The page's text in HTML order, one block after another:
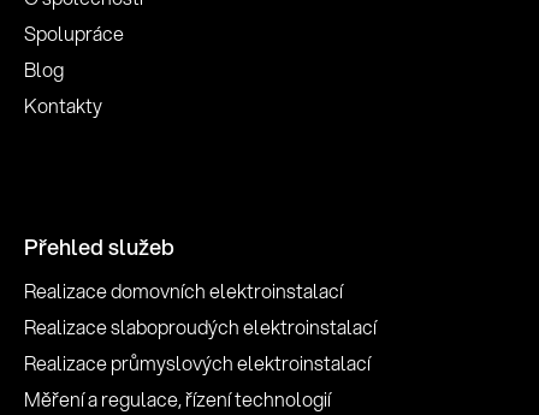
Spolupráce
Blog
Kontakty
Přehled služeb
Realizace domovních elektroinstalací
Realizace slaboproudých elektroinstalací
Realizace průmyslových elektroinstalací
Měření a regulace, řízení technologií